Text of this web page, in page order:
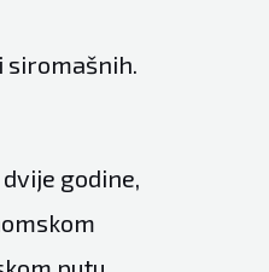
siromašnih.
godine,